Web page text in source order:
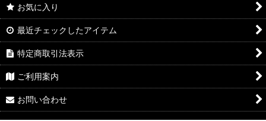
お気に入り
最近チェックしたアイテム
特定商取引法表示
ご利用案内
お問い合わせ